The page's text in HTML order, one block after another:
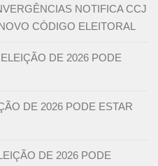
NOTIFICA CCJ
CÓDIGO ELEITORAL
DE 2026 PODE
DE 2026 PODE ESTAR
DE 2026 PODE